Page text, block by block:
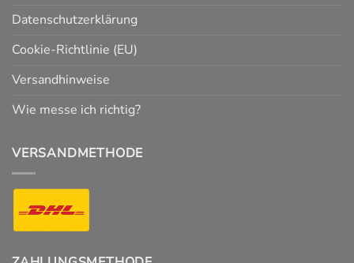
Datenschutzerklärung
Cookie-Richtlinie (EU)
Versandhinweise
Wie messe ich richtig?
VERSANDMETHODE